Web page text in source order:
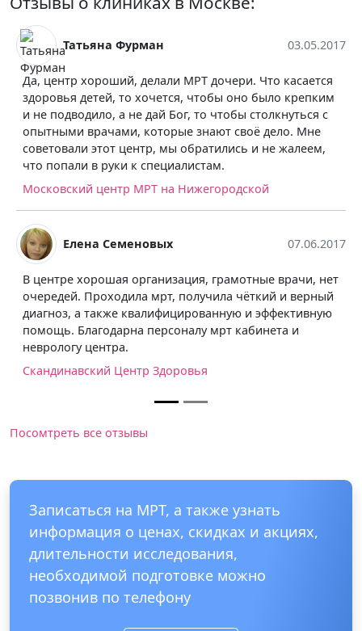
Фурман
делали МРТ дочери. Что касается
то хочется, чтобы оно было крепким
а не дай Бог, то чтобы столкнуться с
которые знают своё дело. Мне
центр, мы обратились и не жалеем,
к специалистам.
МРТ на Нижегородской
организация, грамотные врачи, нет
мрт, получила чёткий и верный
квалифицированную и эффективную
персоналу мрт кабинета и
Центр Здоровья
Не плохая
Врачи относятся
видно, что
чётко, быстро,
через 30 минут
Отношение
Посомтреть все отзывы
Записаться на МРТ, а также узнать
информация о ценах, скидках и акциях,
длительности исследования,
необходимой подготовке можно
позвонив по телефону